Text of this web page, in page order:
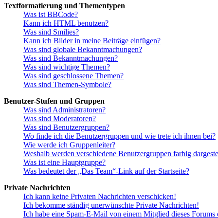
Textformatierung und Thementypen
Was ist BBCode?
Kann ich HTML benutzen?
Was sind Smilies?
Kann ich Bilder in meine Beiträge einfügen?
Was sind globale Bekanntmachungen?
Was sind Bekanntmachungen?
Was sind wichtige Themen?
Was sind geschlossene Themen?
Was sind Themen-Symbole?
Benutzer-Stufen und Gruppen
Was sind Administratoren?
Was sind Moderatoren?
Was sind Benutzergruppen?
Wo finde ich die Benutzergruppen und wie trete ich ihnen bei?
Wie werde ich Gruppenleiter?
Weshalb werden verschiedene Benutzergruppen farbig
Was ist eine Hauptgruppe?
Was bedeutet der „Das Team“-Link auf der Startseite?
Private Nachrichten
Ich kann keine Privaten Nachrichten verschicken!
Ich bekomme ständig unerwünschte Private Nachrichten!
Ich habe eine Spam-E-Mail von einem Mitglied dieses Forums